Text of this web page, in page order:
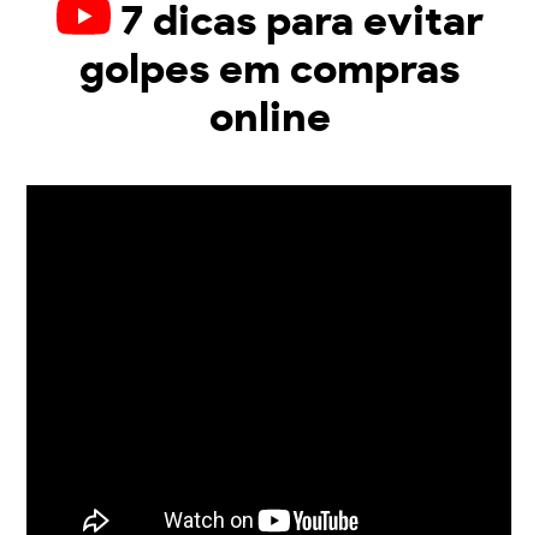
7 dicas para evitar
golpes em compras
online